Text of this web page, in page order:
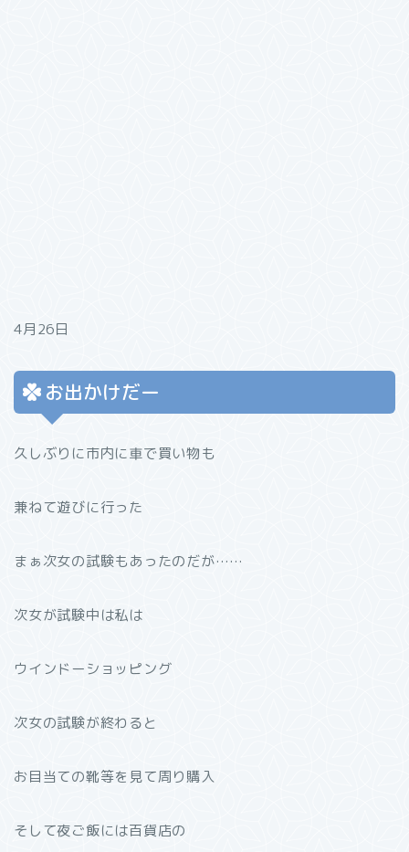
4月26日
お出かけだー
久しぶりに市内に車で買い物も
兼ねて遊びに行った
まぁ次女の試験もあったのだが……
次女が試験中は私は
ウインドーショッピング
次女の試験が終わると
お目当ての靴等を見て周り購入
そして夜ご飯には百貨店の